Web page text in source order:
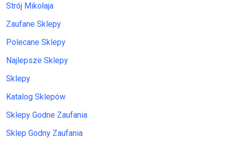
Strój Mikołaja
Zaufane Sklepy
Polecane Sklepy
Najlepsze Sklepy
Sklepy
Katalog Sklepów
Sklepy Godne Zaufania
Sklep Godny Zaufania